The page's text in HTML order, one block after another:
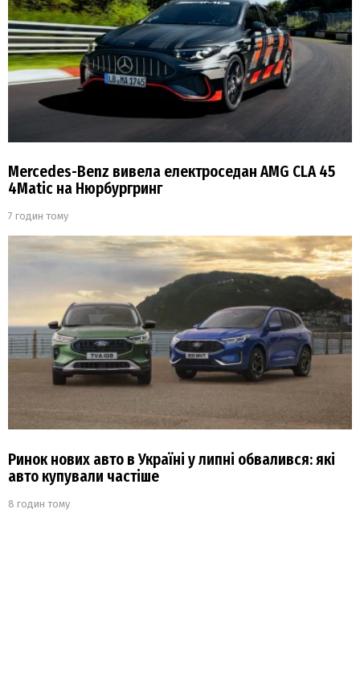
Mercedes-Benz вивела електроседан AMG CLA 45
4Matic на Нюрбургринг
7 годин тому
Ринок нових авто в Україні у липні обвалився: які
авто купували частіше
8 годин тому